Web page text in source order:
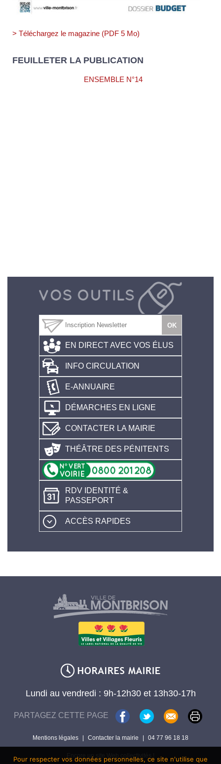
> Téléchargez le magazine (PDF 5 Mo)
FEUILLETER LA PUBLICATION
ENSEMBLE N°14
EN DIRECT AVEC VOS ÉLUS
INFO CIRCULATION
E-ANNUAIRE
DÉMARCHES EN LIGNE
CONTACTER LA MAIRIE
THÉÂTRE DES PÉNITENTS
RDV IDENTITÉ &
PASSEPORT
ACCÈS RAPIDES
Lundi au vendredi : 9h-12h30 et 13h30-17h
PARTAGEZ CETTE PAGE
Mentions légales | Contacter la mairie | 04 77 96 18 18
Encore un site Web collectivités !
Pour respecter vos données personnelles, ce site n'utilise que